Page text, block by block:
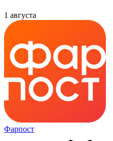
1 августа
Фарпост